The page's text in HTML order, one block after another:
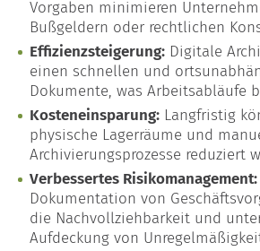
Vorgaben minimieren
Bußgeldern oder rechtlichen
Effizienzsteigerung: Digitale
einen schnellen und
Dokumente, was Arbeitsabläufe
Kosteneinsparung: Langfristig
physische Lagerräume und
Archivierungsprozesse reduziert
Verbessertes Risikomanagement:
Dokumentation von
die Nachvollziehbarkeit und
Aufdeckung von